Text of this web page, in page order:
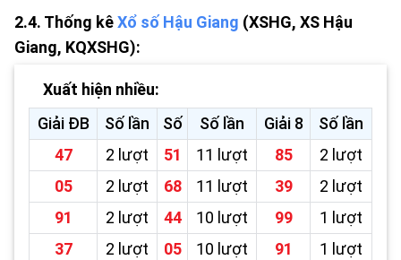
2.4. Thống kêXổ số Hậu Giang (XSHG, XS Hậu
Giang, KQXSHG):
Xuất hiện nhiều:
Giải ĐB
Số lần Số Số lần Giải 8
Số lần
47
2 lượt 51 11 lượt 85
2 lượt
05
2 lượt 68 11 lượt 39
2 lượt
91
2 lượt 44 10 lượt 99
1 lượt
37
2 lượt 05 10 lượt 91
1 lượt